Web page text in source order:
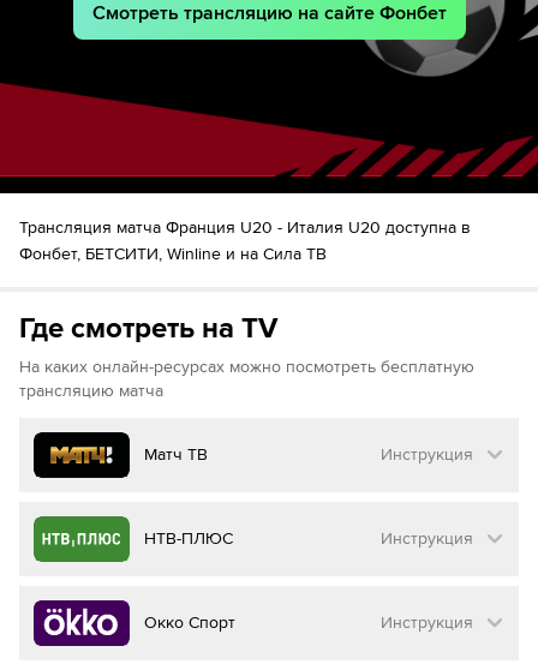
Смотреть трансляцию на сайте Фонбет
Трансляция матча Франция U20 - Италия U20 доступна в
Фонбет, БЕТСИТИ, Winline и на Сила ТВ
Где смотреть на TV
На каких онлайн-ресурсах можно посмотреть бесплатную
трансляцию матча
Матч ТВ Инструкция
Как смотреть бесплатно трансляцию матча
Матч ТВ
Инструкция
Перейдите на сайт МАТЧ ТВ
НТВ-ПЛЮС Инструкция
Как смотреть бесплатно трансляцию матча
на НТВ ПЛЮС
Окко Спорт Инструкция